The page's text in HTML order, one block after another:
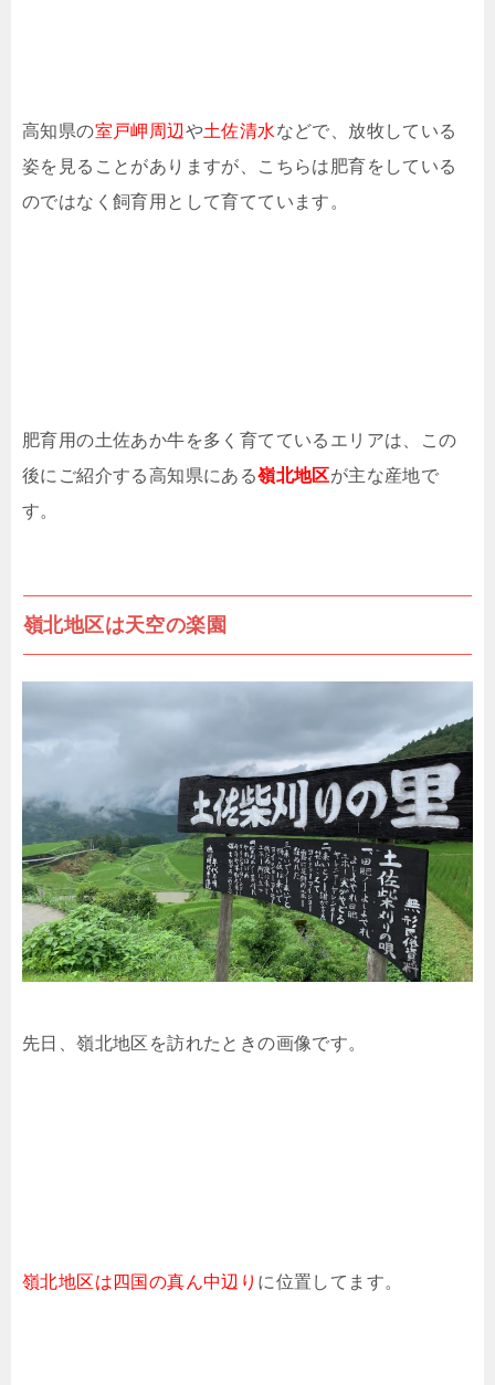
高知県の室戸岬周辺 や土佐清水などで、放牧している
姿を見ることがありますが、こちらは肥育をしている
のではなく飼育用として育てています。
肥育用の土佐あか牛を多く育てているエリアは、この
後にご紹介する高知県にある嶺北地区が主な産地で
す。
嶺北地区は天空の楽園
先日、嶺北地区を訪れたときの画像です。
嶺北地区は四国の真ん中辺り に位置してます。